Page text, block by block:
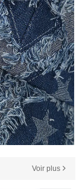
Voir plus